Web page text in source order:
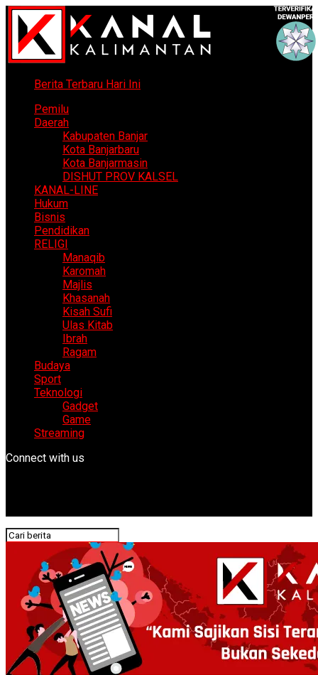
Berita Terbaru Hari Ini
Pemilu
Daerah
Kabupaten Banjar
Kota Banjarbaru
Kota Banjarmasin
DISHUT PROV KALSEL
KANAL-LINE
Hukum
Bisnis
Pendidikan
RELIGI
Manaqib
Karomah
Majlis
Khasanah
Kisah Sufi
Ulas Kitab
Ibrah
Ragam
Budaya
Sport
Teknologi
Gadget
Game
Streaming
Connect with us